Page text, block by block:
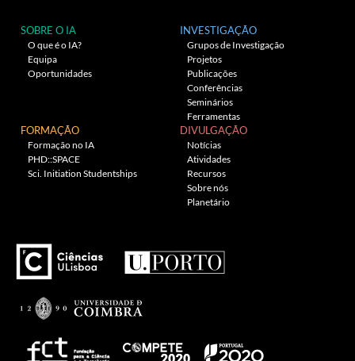
SOBRE O IA
O que é o IA?
Equipa
Oportunidades
INVESTIGAÇÃO
Grupos de Investigação
Projetos
Publicações
Conferências
Seminários
Ferramentas
FORMAÇÃO
Formação no IA
PHD::SPACE
Sci. Initiation Studentships
DIVULGAÇÃO
Notícias
Atividades
Recursos
Sobre nós
Planetário